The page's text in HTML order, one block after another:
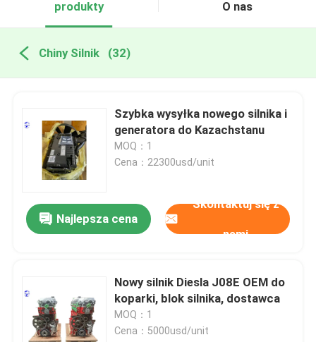
produkty O nas
Chiny Silnik (32)
Szybka wysyłka nowego silnika i
generatora do Kazachstanu
MOQ：1
Cena：22300usd/unit
Najlepsza cena
Skontaktuj się z
nami
Nowy silnik Diesla J08E OEM do
koparki, blok silnika, dostawca
MOQ：1
Cena：5000usd/unit